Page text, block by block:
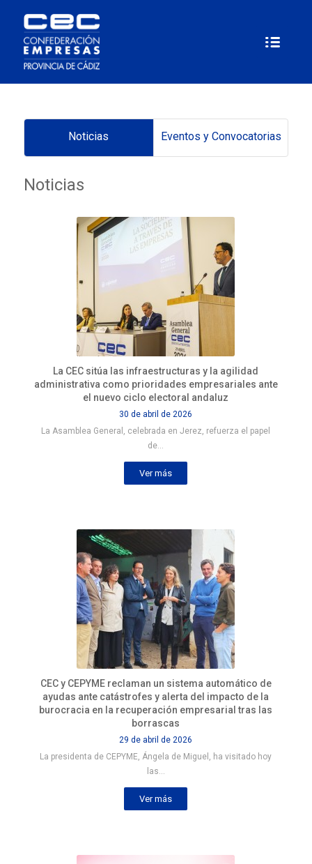
Noticias Eventos y Convocatorias
Noticias
La CEC sitúa las infraestructuras y la agilidad
administrativa como prioridades empresariales ante
el nuevo ciclo electoral andaluz
30 de abril de 2026
La Asamblea General, celebrada en Jerez, refuerza el papel
de…
Ver más
CEC y CEPYME reclaman un sistema automático de
ayudas ante catástrofes y alerta del impacto de la
burocracia en la recuperación empresarial tras las
borrascas
29 de abril de 2026
La presidenta de CEPYME, Ángela de Miguel, ha visitado hoy
las…
Ver más